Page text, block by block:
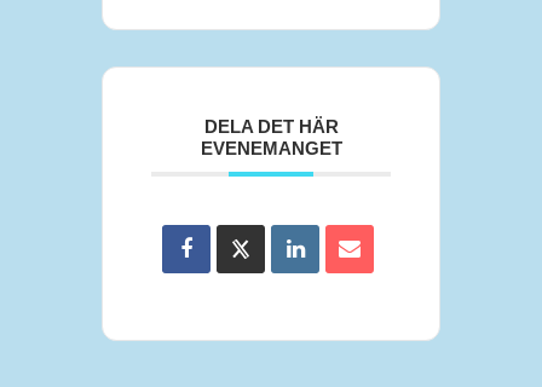
DELA DET HÄR
EVENEMANGET